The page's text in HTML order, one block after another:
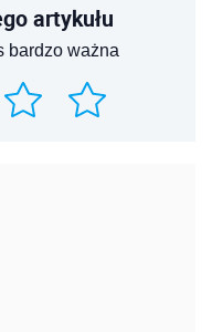
artykułu
bardzo ważna